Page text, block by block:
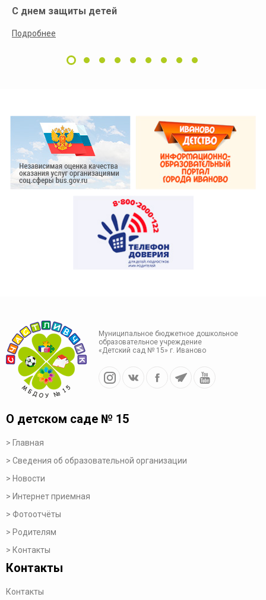
С днем защиты детей
Подробнее
Муниципальное бюджетное дошкольное
образовательное учреждение
«Детский сад № 15» г. Иваново
О детском саде № 15
Главная
Сведения об образовательной организации
Новости
Интернет приемная
Фотоотчёты
Родителям
Контакты
Контакты
Контакты